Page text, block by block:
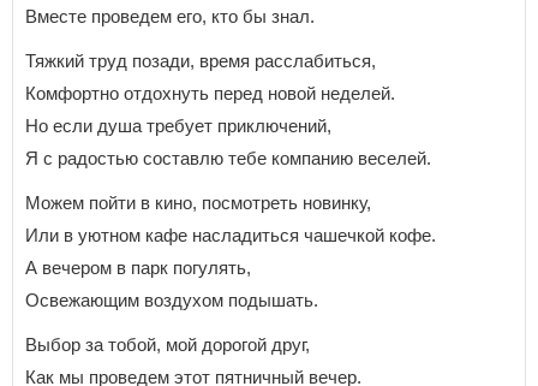
Вместе проведем его, кто бы знал.
Тяжкий труд позади, время расслабиться,
Комфортно отдохнуть перед новой неделей.
Но если душа требует приключений,
Я с радостью составлю тебе компанию веселей.
Можем пойти в кино, посмотреть новинку,
Или в уютном кафе насладиться чашечкой кофе.
А вечером в парк погулять,
Освежающим воздухом подышать.
Выбор за тобой, мой дорогой друг,
Как мы проведем этот пятничный вечер.